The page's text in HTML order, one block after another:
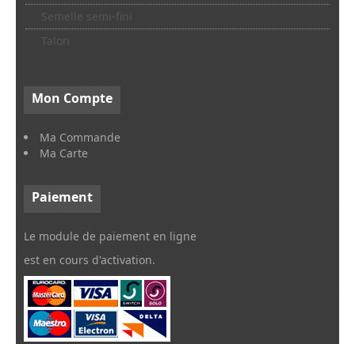
Semelle semi-fini
Talon
Mon Compte
Ma Commande
Ma Carte
Paiement
Le module de paiement en ligne
est en cours d'activation.